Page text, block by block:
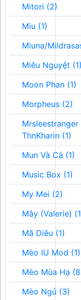
Mitori (2)
Miu (1)
Miuna/
Miêu Nguyệt (1)
Moon Phan (1)
Morpheus (2)
Mrsleestranger
ThnKharin (1)
Mun Và Cá (1)
Music Box (1)
My Mei (2)
Mây (Valerie)
Mã Diêu (1)
Mèo IU Mod (1)
Mèo Mùa Hạ
Mèo Ngủ (3)